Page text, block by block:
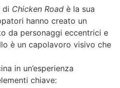
di Chicken Road è la sua
hanno creato un
da personaggi eccentrici e
è un capolavoro visivo che
in un’esperienza
chiave: